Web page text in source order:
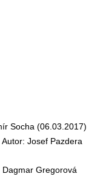
Socha (06.03.2017)
Josef Pazdera
Gregorová